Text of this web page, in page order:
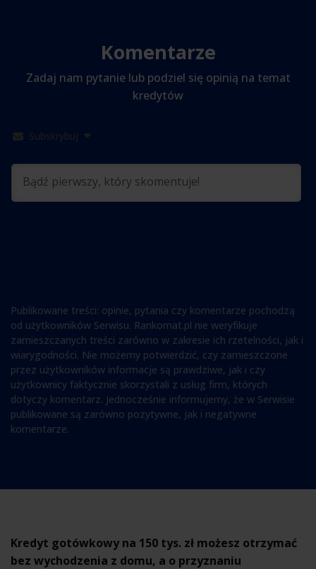
Komentarze
Zadaj nam pytanie lub podziel się opinią na temat
kredytów
Subskrybuj
Publikowane treści: opinie, pytania czy komentarze pochodzą
od użytkowników Serwisu. Rankomat.pl nie weryfikuje
zamieszczanych treści zarówno w zakresie ich rzetelności, jak i
wiarygodności. Nie możemy potwierdzić, czy zamieszczone
przez użytkowników informacje są prawdziwe, jak i czy
użytkownicy faktycznie skorzystali z usług firm, których
dotyczy komentarz. Jednocześnie informujemy, że w Serwisie
publikowane są zarówno pozytywne, jak i negatywne
komentarze.
Kredyt gotówkowy na 150 tys. zł możesz otrzymać
bez wychodzenia z domu, a o przyznaniu